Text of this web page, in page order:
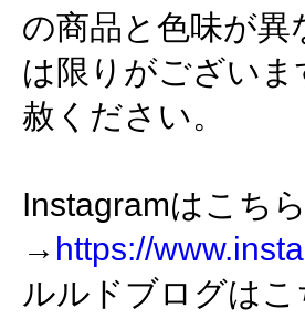
の商品と色味が
は限りがござい
赦ください。
Instagramはこち
→ https://
ルルドブログはこ